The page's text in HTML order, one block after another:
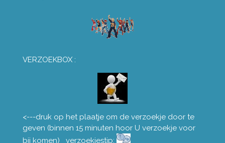
VERZOEKBOX :
<---druk op het plaatje om de verzoekje door te
geven (binnen 15 minuten hoor U verzoekje voor
bij komen) verzoekjestip: